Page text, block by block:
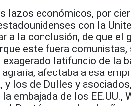
lazos económicos, por
con la
a la conclusión, de que el
este fuera comunistas,
latifundio de la
afectaba a esa
y los de Dulles y
embajada de los EE.UU.,